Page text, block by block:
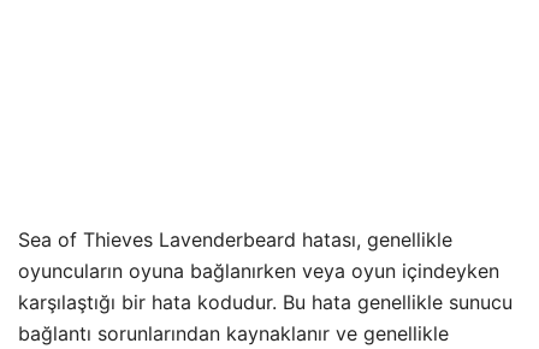
Sea of Thieves Lavenderbeard hatası, genellikle
oyuncuların oyuna bağlanırken veya oyun içindeyken
karşılaştığı bir hata kodudur. Bu hata genellikle sunucu
bağlantı sorunlarından kaynaklanır ve genellikle